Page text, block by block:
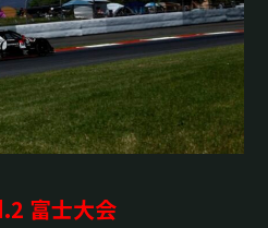
富士大会